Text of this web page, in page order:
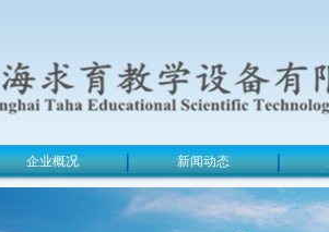
企业概况 新闻动态